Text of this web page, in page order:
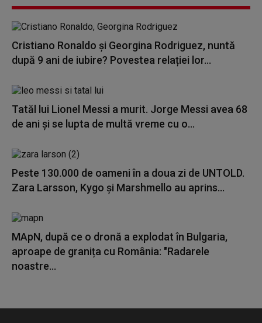
Cristiano Ronaldo și Georgina Rodriguez, nuntă
după 9 ani de iubire? Povestea relației lor...
Tatăl lui Lionel Messi a murit. Jorge Messi avea 68
de ani și se lupta de multă vreme cu o...
Peste 130.000 de oameni în a doua zi de UNTOLD.
Zara Larsson, Kygo și Marshmello au aprins...
MApN, după ce o dronă a explodat în Bulgaria,
aproape de granița cu România: "Radarele
noastre...